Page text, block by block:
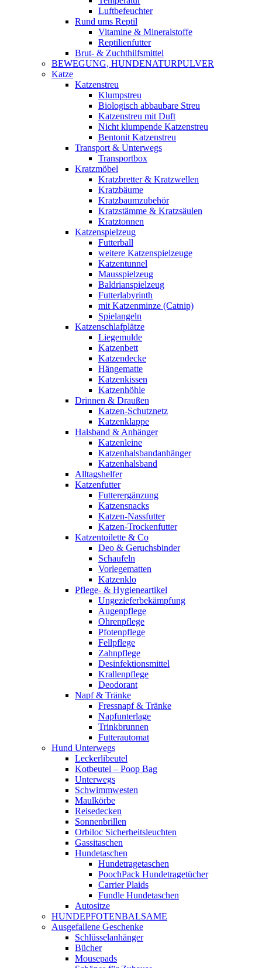
Luftbefeuchter
Rund ums Reptil
Vitamine & Mineralstoffe
Reptilienfutter
Brut- & Zuchthilfsmittel
BEWEGUNG, HUNDENATURPULVER
Katze
Katzenstreu
Klumpstreu
Biologisch abbaubare Streu
Katzenstreu mit Duft
Nicht klumpende Katzenstreu
Bentonit Katzenstreu
Transport & Unterwegs
Transportbox
Kratzmöbel
Kratzbretter & Kratzwellen
Kratzbäume
Kratzbaumzubehör
Kratzstämme & Kratzsäulen
Kratztonnen
Katzenspielzeug
Futterball
weitere Katzenspielzeuge
Katzentunnel
Mausspielzeug
Baldrianspielzeug
Futterlabyrinth
mit Katzenminze (Catnip)
Spielangeln
Katzenschlafplätze
Liegemulde
Katzenbett
Katzendecke
Hängematte
Katzenkissen
Katzenhöhle
Drinnen & Draußen
Katzen-Schutznetz
Katzenklappe
Halsband & Anhänger
Katzenleine
Katzenhalsbandanhänger
Katzenhalsband
Alltagshelfer
Katzenfutter
Futterergänzung
Katzensnacks
Katzen-Nassfutter
Katzen-Trockenfutter
Katzentoilette & Co
Deo & Geruchsbinder
Schaufeln
Vorlegematten
Katzenklo
Pflege- & Hygieneartikel
Ungezieferbekämpfung
Augenpflege
Ohrenpflege
Pfotenpflege
Fellpflege
Zahnpflege
Desinfektionsmittel
Krallenpflege
Deodorant
Napf & Tränke
Fressnapf & Tränke
Napfunterlage
Trinkbrunnen
Futterautomat
Hund Unterwegs
Leckerlibeutel
Kotbeutel – Poop Bag
Unterwegs
Schwimmwesten
Maulkörbe
Reisedecken
Sonnenbrillen
Orbiloc Sicherheitsleuchten
Gassitaschen
Hundetaschen
Hundetragetaschen
PoochPack Hundetragetücher
Carrier Plaids
Fundle Hundetaschen
Autositze
HUNDEPFOTENBALSAME
Ausgefallene Geschenke
Schlüsselanhänger
Bücher
Mousepads